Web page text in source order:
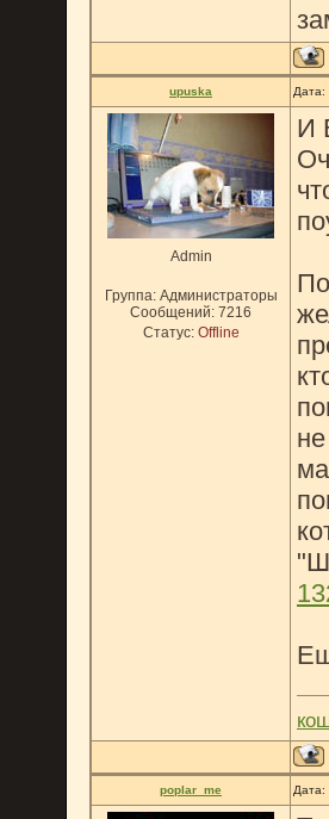
upuska
Admin
Группа: Администраторы
Сообщений: 7216
Статус: Offline
И
poplar_me